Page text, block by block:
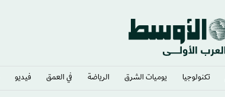
تكنولوجيا يوميات الشرق​ الرياضة في العمق فيديو